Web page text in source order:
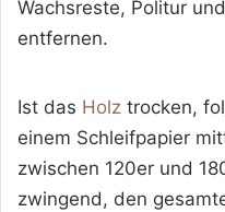
Wachsreste, Politur
entfernen.
Ist das Holz trocken,
einem Schleifpapier
zwischen 120er und
zwingend, den